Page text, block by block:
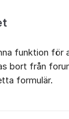
funktion för
bort från
formulär.